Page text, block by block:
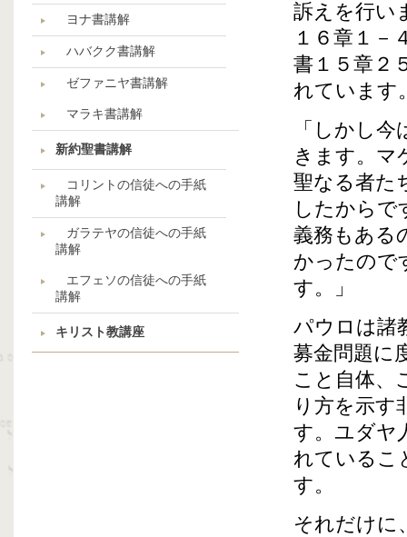
ヨナ書講解
ハバクク書講解
ゼファニヤ書講解
マラキ書講解
新約聖書講解
コリントの信徒への手紙
講解
ガラテヤの信徒への手紙
講解
エフェソの信徒への手紙
講解
キリスト教講座
訴えを行い
１６章１－
書１５章２
れています
「しかし
きます。マ
聖なる者た
したからで
義務もある
かったので
す。」
パウロは諸
募金問題に
こと自体、
り方を示す
す。ユダヤ
れているこ
す。
それだけに